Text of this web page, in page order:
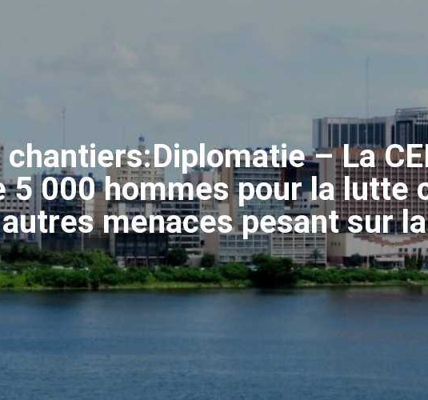
– La
5 000 hommes pour la lutte
menaces pesant sur